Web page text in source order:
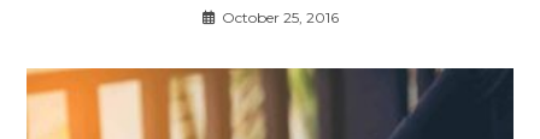
October 25, 2016